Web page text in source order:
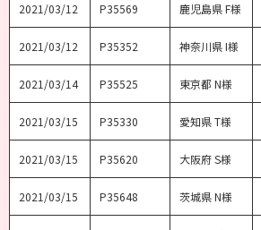
2021/03/12 P35569 鹿児島県 F様
2021/03/12 P35352 神奈川県 I様
2021/03/14 P35525 東京都 N様
2021/03/15 P35330 愛知県 T様
2021/03/15 P35620 大阪府 S様
2021/03/15 P35648 茨城県 N様